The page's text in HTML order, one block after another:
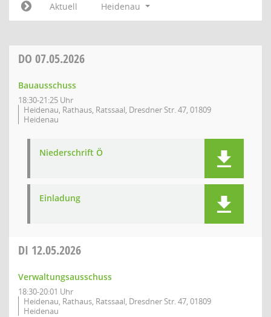
Aktuell
Heidenau
DO 07.05.2026
Bauausschuss
18:30-21:25 Uhr
Heidenau, Rathaus, Ratssaal, Dresdner Str. 47, 01809
Heidenau
Niederschrift Ö
Einladung
DI 12.05.2026
Verwaltungsausschuss
18:30-20:01 Uhr
Heidenau, Rathaus, Ratssaal, Dresdner Str. 47, 01809
Heidenau